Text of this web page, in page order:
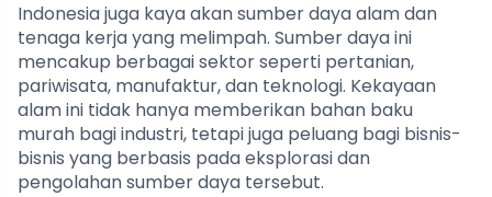
Indonesia juga kaya akan sumber daya alam dan
tenaga kerja yang melimpah. Sumber daya ini
mencakup berbagai sektor seperti pertanian,
pariwisata, manufaktur, dan teknologi. Kekayaan
alam ini tidak hanya memberikan bahan baku
murah bagi industri, tetapi juga peluang bagi bisnis-
bisnis yang berbasis pada eksplorasi dan
pengolahan sumber daya tersebut.